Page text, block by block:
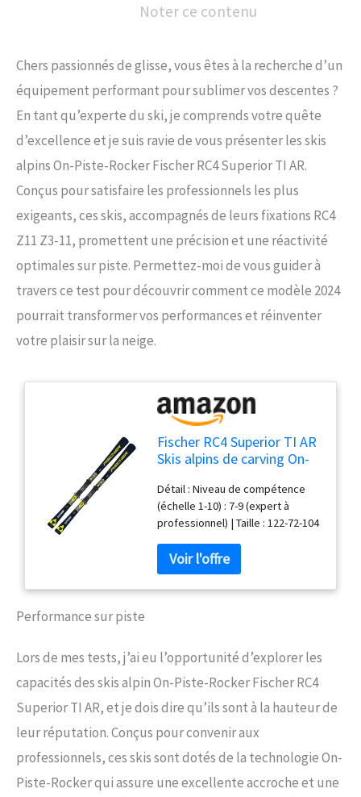
Noter ce contenu
Chers passionnés de glisse, vous êtes à la recherche d’un
équipement performant pour sublimer vos descentes ?
En tant qu’experte du ski, je comprends votre quête
d’excellence et je suis ravie de vous présenter les skis
alpins On-Piste-Rocker Fischer RC4 Superior TI AR.
Conçus pour satisfaire les professionnels les plus
exigeants, ces skis, accompagnés de leurs fixations RC4
Z11 Z3-11, promettent une précision et une réactivité
optimales sur piste. Permettez-moi de vous guider à
travers ce test pour découvrir comment ce modèle 2024
pourrait transformer vos performances et réinventer
votre plaisir sur la neige.
Fischer RC4 Superior TI AR
Skis alpins de carving On-
fixation RC4 Z11 Z3-11
Convient pour les
professionnels
Détail : Niveau de compétence
(échelle 1-10) : 7-9 (expert à
professionnel) | Taille : 122-72-104
On/Off : 90 % On - 10 % Off |
Poids : 1950 g @ 170 cm |
Longueur : 165 cm Technologie :
complet | AFS | FRP Fixation :
Fischer RC4 Z11 | DIN : Z 3-11 |
GripWalk Ski de descente très
maniable, dont la construction
est similaire à celle des skis de
compétition. Surtout sur les
virages de longueur moyenne,
vous aurez du plaisir avec eux. La
Performance sur piste
Lors de mes tests, j’ai eu l’opportunité d’explorer les
capacités des skis alpin On-Piste-Rocker Fischer RC4
Superior TI AR, et je dois dire qu’ils sont à la hauteur de
leur réputation. Conçus pour convenir aux
professionnels, ces skis sont dotés de la technologie On-
Piste-Rocker qui assure une excellente accroche et une